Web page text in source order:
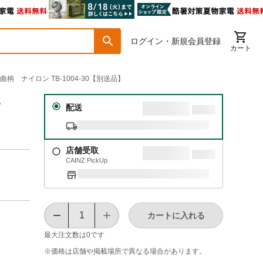
ログイン・新規会員登録
カート
柄 ナイロン TB-1004-30【別送品】
配送
店舗受取
CAINZ PickUp
最大注文数は0です
カートに入れる
※価格は​店舗や​掲載場所で​異なる​場合が​あります。